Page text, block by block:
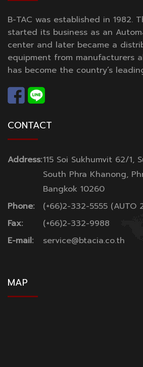
B-TAC was established in 1982.
started its business as an
center and later became a
equipment from manufacturers
has become the country’s
CONTACT
Address:115 Soi Sukhumvit 62/1,
South Phra Khanong,
Bangkok 10260
Phone:
(+66)2-332-5555 (AUTO
Fax:
(+66)2-332-9988
E-mail:
service@btacia.co.th
MAP